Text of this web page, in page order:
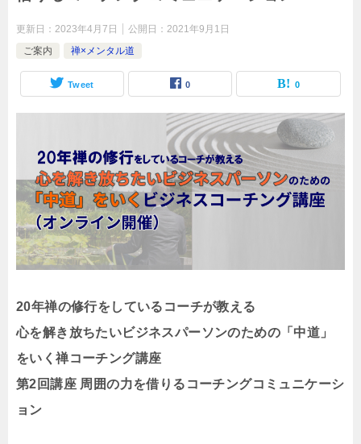
更新日： 2023年4月7日 公開日： 2021年9月1日
ご案内
禅×メンタル道
Tweet 0 0
20年禅の修行をしているコーチが教える
心を解き放ちたいビジネスパーソンのための「中道」
をいく禅コーチング講座
第2回講座 周囲の力を借りるコーチングコミュニケーシ
ョン